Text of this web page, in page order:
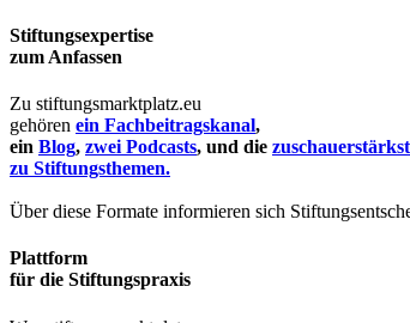
Stiftungsexpertise
zum Anfassen
Zu stiftungsmarktplatz.eu
gehören ein Fachbeitragskanal,
ein Blog, zwei Podcasts, und die
zu Stiftungsthemen.
Über diese Formate informieren sich
Plattform
für die Stiftungspraxis